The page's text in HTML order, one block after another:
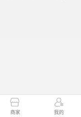
商家 我的